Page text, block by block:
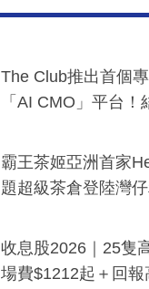
The Club推出首個
「AI CMO」平台！
分鐘生成「貼地」
霸王茶姬亞洲首家
題超級茶倉登陸灣
y及香港限定特調系
收息股2026｜25隻
場費$1212起＋回報